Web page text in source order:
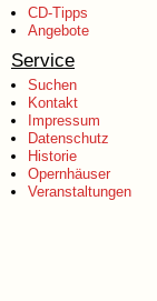
CD-Tipps
Angebote
Service
Suchen
Kontakt
Impressum
Datenschutz
Historie
Opernhäuser
Veranstaltungen